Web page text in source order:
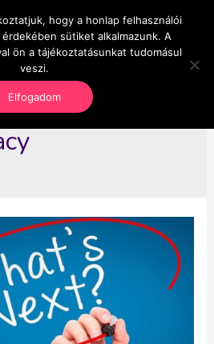
Main
hogy a honlap felhasználói
sütiket alkalmazunk. A
ön a tájékoztatásunkat tudomásul
veszi.
Elfogadom